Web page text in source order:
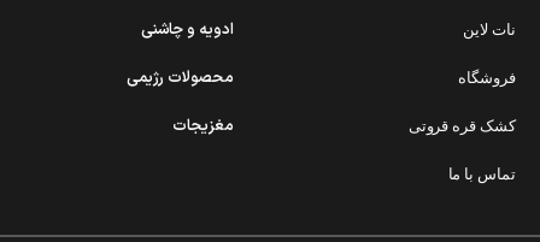
نات لاین
فروشگاه
کشک قره قروتی
تماس با ما
ادویه و چاشنی
محصولات رژیمی
مغزیجات